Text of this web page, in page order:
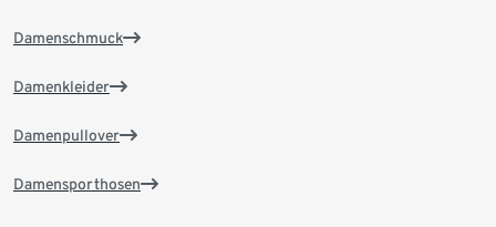
Damenschmuck
Damenkleider
Damenpullover
Damensporthosen